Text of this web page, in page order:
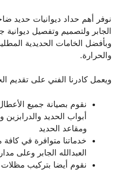
نوفر أهم حداد ديوانيات حديد
الجابر ولتصميم وتفصيل
وبأفضل الخامات الحديدية
والحرارة.
ويعمل كادرنا الفني على تقديم
نقوم بصيانة جميع
أبواب الحديد والدرابزين
ومقاعد الحديد
خدماتنا متوافرة في
العبدالله الجابر وعلى
نقوم أيضا بتركيب